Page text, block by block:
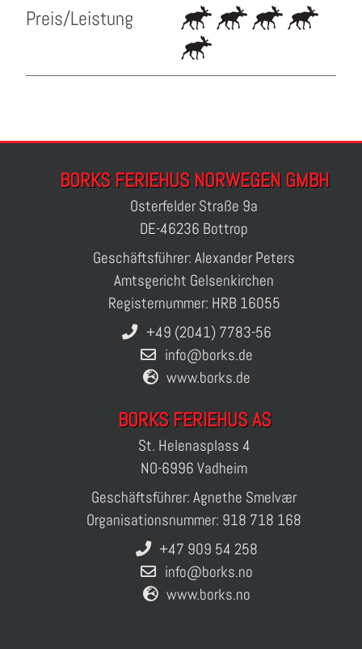
Preis/Leistung
BORKS FERIEHUS NORWEGEN GMBH
Osterfelder Straße 9a
DE-46236 Bottrop
Geschäftsführer: Alexander Peters
Amtsgericht Gelsenkirchen
Registernummer: HRB 16055
+49 (2041) 7783-56
info@borks.de
www.borks.de
BORKS FERIEHUS AS
St. Helenasplass 4
NO-6996 Vadheim
Geschäftsführer: Agnethe Smelvær
Organisationsnummer: 918 718 168
+47 909 54 258
info@borks.no
www.borks.no